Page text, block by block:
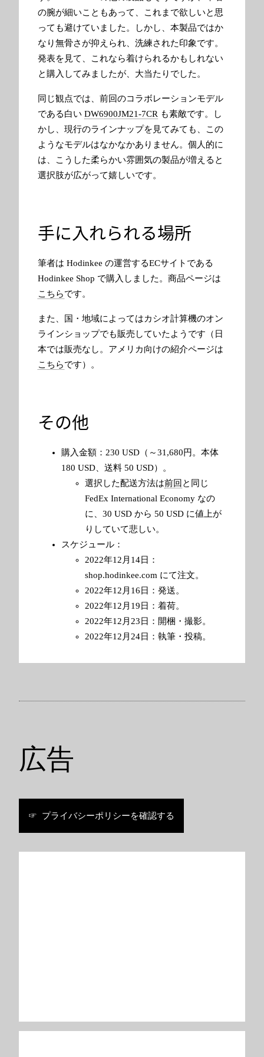
の腕が細いこともあって、これまで欲しいと思
っても避けていました。しかし、本製品ではか
なり無骨さが抑えられ、洗練された印象です。
発表を見て、これなら着けられるかもしれない
と購入してみましたが、大当たりでした。
同じ観点では、前回のコラボレーションモデル
である白い DW6900JM21-7CR も素敵です。し
かし、現行のラインナップを見てみても、この
ようなモデルはなかなかありません。個人的に
は、こうした柔らかい雰囲気の製品が増えると
選択肢が広がって嬉しいです。
手に入れられる場所
筆者は Hodinkee の運営するECサイトである
Hodinkee Shop で購入しました。商品ページは
こちらです。
また、国・地域によってはカシオ計算機のオン
ラインショップでも販売していたようです（日
本では販売なし。アメリカ向けの紹介ページは
こちらです）。
その他
購入金額：230 USD（～31,680円。本体
180 USD、送料 50 USD）。
選択した配送方法は前回 と同じ
FedEx International Economy なの
に、30 USD から 50 USD に値上が
りしていて悲しい。
スケジュール：
2022年12月14日：
shop.hodinkee.com にて注文。
2022年12月16日：発送。
2022年12月19日：着荷。
2022年12月23日：開梱・撮影。
2022年12月24日：執筆・投稿。
広告
☞ プライバシーポリシーを確認する